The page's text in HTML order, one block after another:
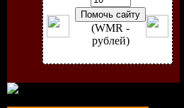
(WMR -
рублей)